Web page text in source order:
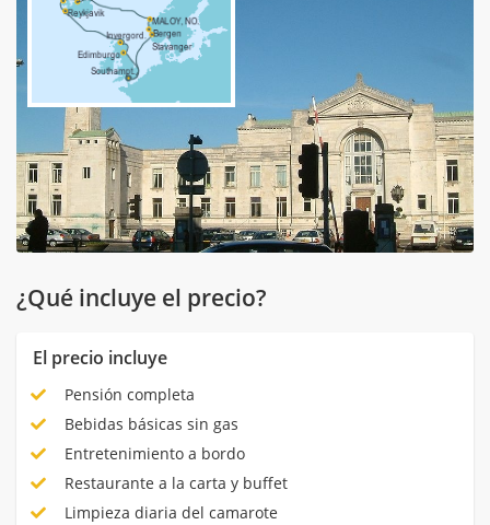
¿Qué incluye el precio?
El precio incluye
Pensión completa
Bebidas básicas sin gas
Entretenimiento a bordo
Restaurante a la carta y buffet
Limpieza diaria del camarote